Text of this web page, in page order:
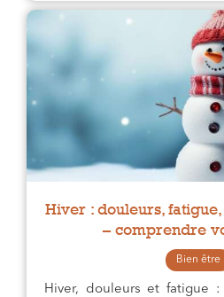
Hiver : douleurs,
– comprendre
Bien être
Hiver, douleurs et fatigue